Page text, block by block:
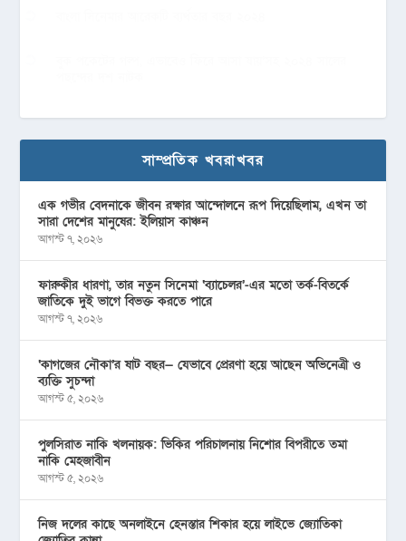
সাম্প্রতিক খবরাখবর
এক গভীর বেদনাকে জীবন রক্ষার আন্দোলনে রূপ দিয়েছিলাম, এখন তা
সারা দেশের মানুষের: ইলিয়াস কাঞ্চন
আগস্ট ৭, ২০২৬
ফারুকীর ধারণা, তার নতুন সিনেমা ‘ব্যাচেলর’-এর মতো তর্ক-বিতর্কে
জাতিকে দুই ভাগে বিভক্ত করতে পারে
আগস্ট ৭, ২০২৬
‘কাগজের নৌকা’র ষাট বছর— যেভাবে প্রেরণা হয়ে আছেন অভিনেত্রী ও
ব্যক্তি সুচন্দা
আগস্ট ৫, ২০২৬
পুলসিরাত নাকি খলনায়ক: ভিকির পরিচালনায় নিশোর বিপরীতে তমা
নাকি মেহজাবীন
আগস্ট ৫, ২০২৬
নিজ দলের কাছে অনলাইনে হেনস্তার শিকার হয়ে লাইভে জ্যোতিকা